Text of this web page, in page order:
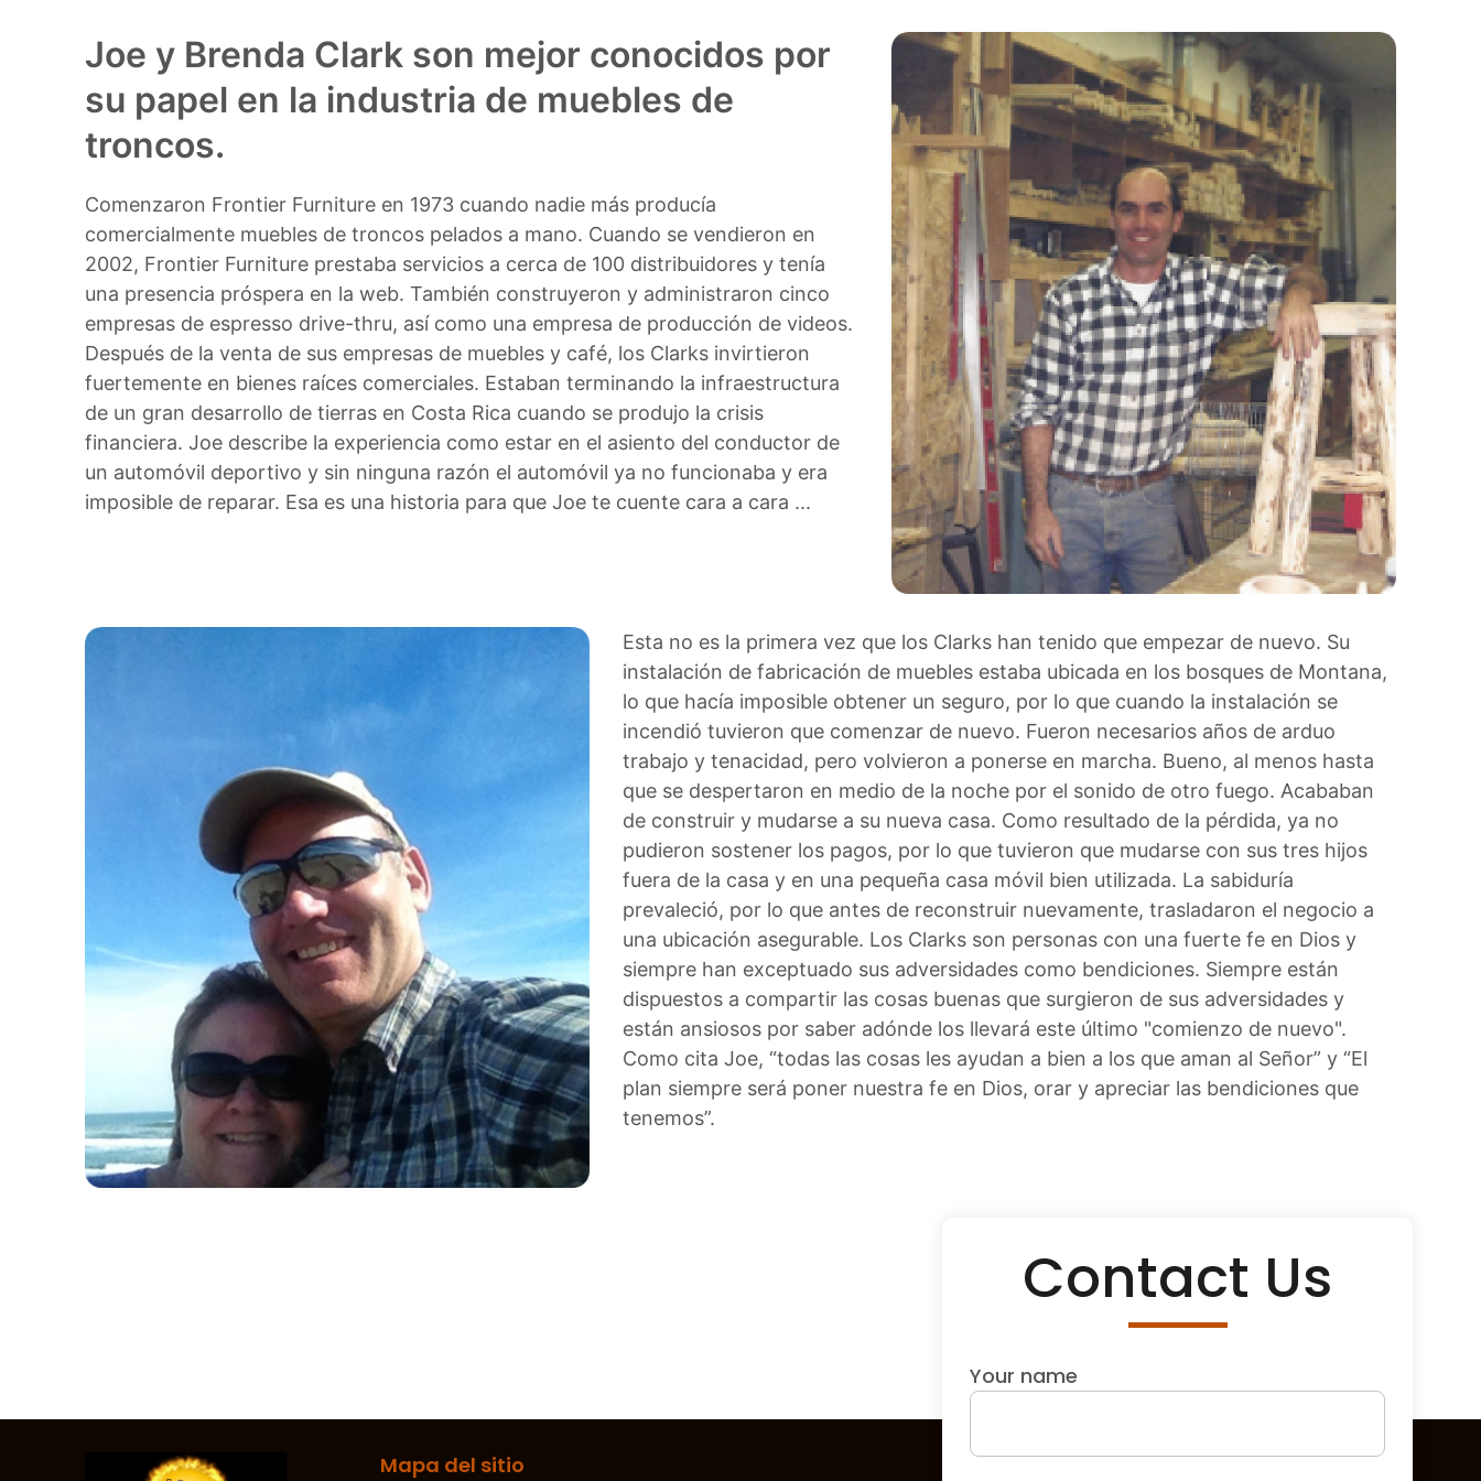
Joe y Brenda Clark son mejor conocidos por
su papel en la industria de muebles de
troncos.
Comenzaron Frontier Furniture en 1973 cuando nadie más producía
comercialmente muebles de troncos pelados a mano. Cuando se vendieron en
2002, Frontier Furniture prestaba servicios a cerca de 100 distribuidores y tenía
una presencia próspera en la web. También construyeron y administraron cinco
empresas de espresso drive-thru, así como una empresa de producción de videos.
Después de la venta de sus empresas de muebles y café, los Clarks invirtieron
fuertemente en bienes raíces comerciales. Estaban terminando la infraestructura
de un gran desarrollo de tierras en Costa Rica cuando se produjo la crisis
financiera. Joe describe la experiencia como estar en el asiento del conductor de
un automóvil deportivo y sin ninguna razón el automóvil ya no funcionaba y era
imposible de reparar. Esa es una historia para que Joe te cuente cara a cara ...
Esta no es la primera vez que los Clarks han tenido que empezar de nuevo. Su
instalación de fabricación de muebles estaba ubicada en los bosques de Montana,
lo que hacía imposible obtener un seguro, por lo que cuando la instalación se
incendió tuvieron que comenzar de nuevo. Fueron necesarios años de arduo
trabajo y tenacidad, pero volvieron a ponerse en marcha. Bueno, al menos hasta
que se despertaron en medio de la noche por el sonido de otro fuego. Acababan
de construir y mudarse a su nueva casa. Como resultado de la pérdida, ya no
pudieron sostener los pagos, por lo que tuvieron que mudarse con sus tres hijos
fuera de la casa y en una pequeña casa móvil bien utilizada. La sabiduría
prevaleció, por lo que antes de reconstruir nuevamente, trasladaron el negocio a
una ubicación asegurable. Los Clarks son personas con una fuerte fe en Dios y
siempre han exceptuado sus adversidades como bendiciones. Siempre están
dispuestos a compartir las cosas buenas que surgieron de sus adversidades y
están ansiosos por saber adónde los llevará este último "comienzo de nuevo".
Como cita Joe, “todas las cosas les ayudan a bien a los que aman al Señor” y “El
plan siempre será poner nuestra fe en Dios, orar y apreciar las bendiciones que
tenemos”.
Mapa del sitio
Contact Us
Your name